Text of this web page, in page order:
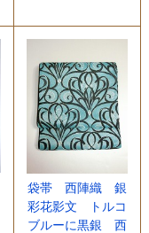
袋帯 西陣織 銀
彩花影文 トルコ
ブルーに黒銀 西